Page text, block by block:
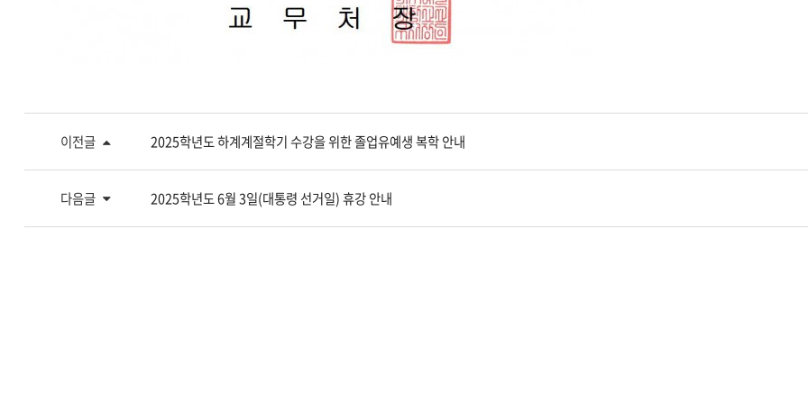
이전글 2025학년도 하계계절학기 수강을 위한 졸업유예생 복학 안내
다음글 2025학년도 6월 3일(대통령 선거일) 휴강 안내